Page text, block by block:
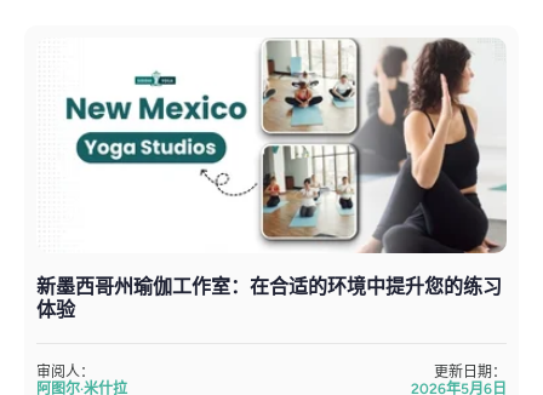
新墨西哥州瑜伽工作室：在合适的环境中提升您的练习
体验
审阅人：
阿图尔·米什拉
更新日期：
2026年5月6日